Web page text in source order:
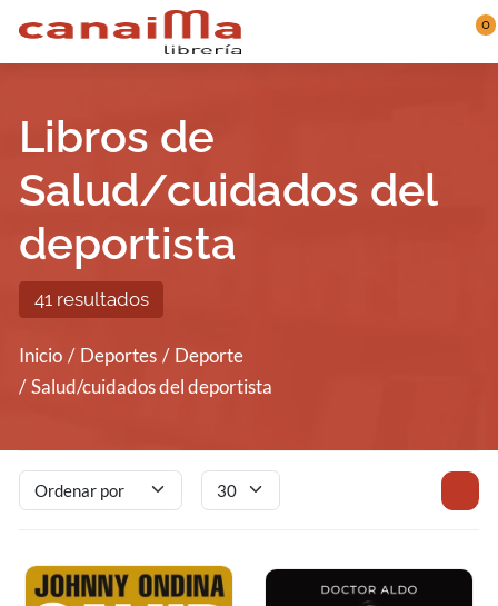
Saltar al contenido principal 0
Libros de
Salud/cuidados del
deportista
41 resultados
Inicio Deportes
Deporte
Salud/cuidados del deportista